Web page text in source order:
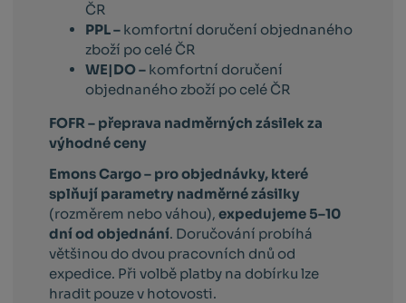
ČR
PPL – komfortní doručení objednaného
zboží po celé ČR
WE|DO – komfortní doručení
objednaného zboží po celé ČR
FOFR – přeprava nadměrných zásilek za
výhodné ceny
Emons Cargo – pro objednávky, které
splňují parametry nadměrné zásilky
(rozměrem nebo váhou),expedujeme 5–10
dní od objednání. Doručování probíhá
většinou do dvou pracovních dnů od
expedice. Při volbě platby na dobírku lze
hradit pouze v hotovosti.